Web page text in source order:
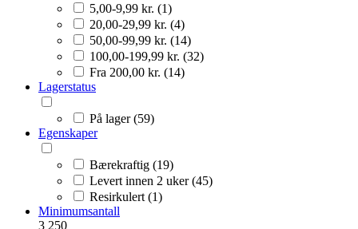
5,00-9,99 kr. (1)
20,00-29,99 kr. (4)
50,00-99,99 kr. (14)
100,00-199,99 kr. (32)
Fra 200,00 kr. (14)
Lagerstatus
På lager (59)
Egenskaper
Bærekraftig (19)
Levert innen 2 uker (45)
Resirkulert (1)
Minimumsantall
3 250